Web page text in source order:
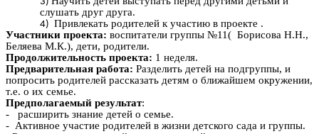
слушать друг друга.
Привлекать родителей к участию в проекте .
Участники проекта: воспитатели группы №11( Борисова Н.Н.,
Беляева М.К.), дети, родители.
Продолжительность проекта: 1 неделя.
Предварительная работа: Разделить детей на подгруппы, и
попросить родителей рассказать детям о ближайшем окружении,
т.е. о их семье.
Предполагаемый результат:
- расширить знание детей о семье.
- Активное участие родителей в жизни детского сада и группы.